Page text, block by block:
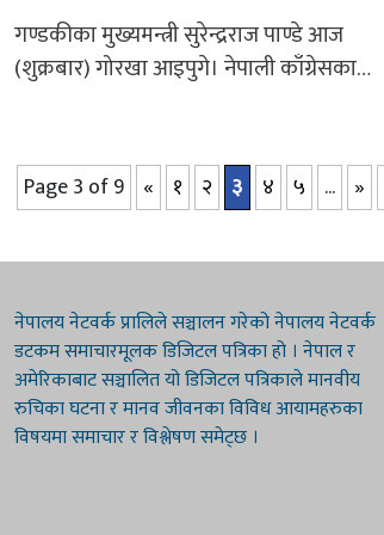
गण्डकीका मुख्यमन्त्री सुरेन्द्रराज पाण्डे आज
(शुक्रबार) गोरखा आइपुगे। नेपाली काँग्रेसका
सम्मेलनमा भाग लिन यहाँ आएका हुन्। नगर
सम्मेलनमा बोल्दै मुख्यमन्त्री पाण्डेले काँग्रेस
लाग्नुपर्नेमा जोड दिए। ‘अब ७८ वर्ष भएका
शेरबहादुर देउवा (सभापति) लाई परिवर्तन गर्छु र
कांग्रेस...
Page 3 of 9 « १ २ ३ ४ ५ ... »
नेपालय नेटवर्क प्रालिले सञ्चालन गरेको नेपालय नेटवर्क
डटकम समाचारमूलक डिजिटल पत्रिका हो । नेपाल र
अमेरिकाबाट सञ्चालित यो डिजिटल पत्रिकाले मानवीय
रुचिका घटना र मानव जीवनका विविध आयामहरुका
विषयमा समाचार र विश्लेषण समेट्छ ।